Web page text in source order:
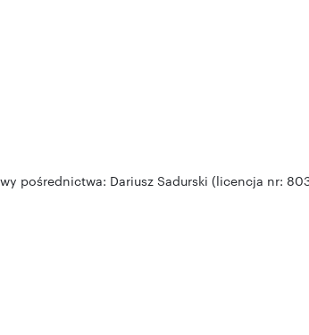
pośrednictwa: Dariusz Sadurski (licencja nr: